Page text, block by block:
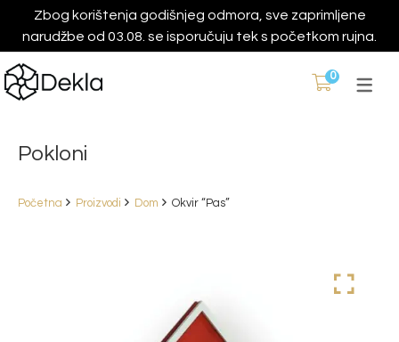
Zbog korištenja godišnjeg odmora, sve zaprimljene
narudžbe od 03.08. se isporučuju tek s početkom rujna.
0
Pokloni
Početna Proizvodi Dom Okvir “Pas”